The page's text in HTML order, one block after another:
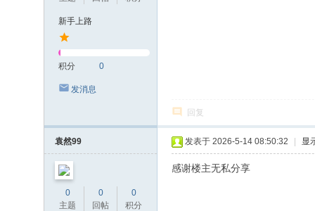
新手上路
积分 0
发消息
回复
袁然99
0
主题
0
回帖
0
积分
发表于 2026-5-14 08:50:32 显
感谢楼主无私分享